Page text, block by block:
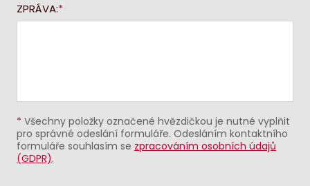
ZPRÁVA:
* Všechny položky označené hvězdičkou je nutné vyplňit
pro správné odeslání formuláře. Odesláním kontaktního
formuláře souhlasím se zpracováním osobních údajů
(GDPR).